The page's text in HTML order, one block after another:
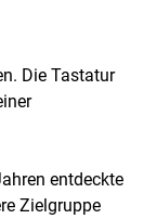
Die Tastatur
entdeckte
Zielgruppe